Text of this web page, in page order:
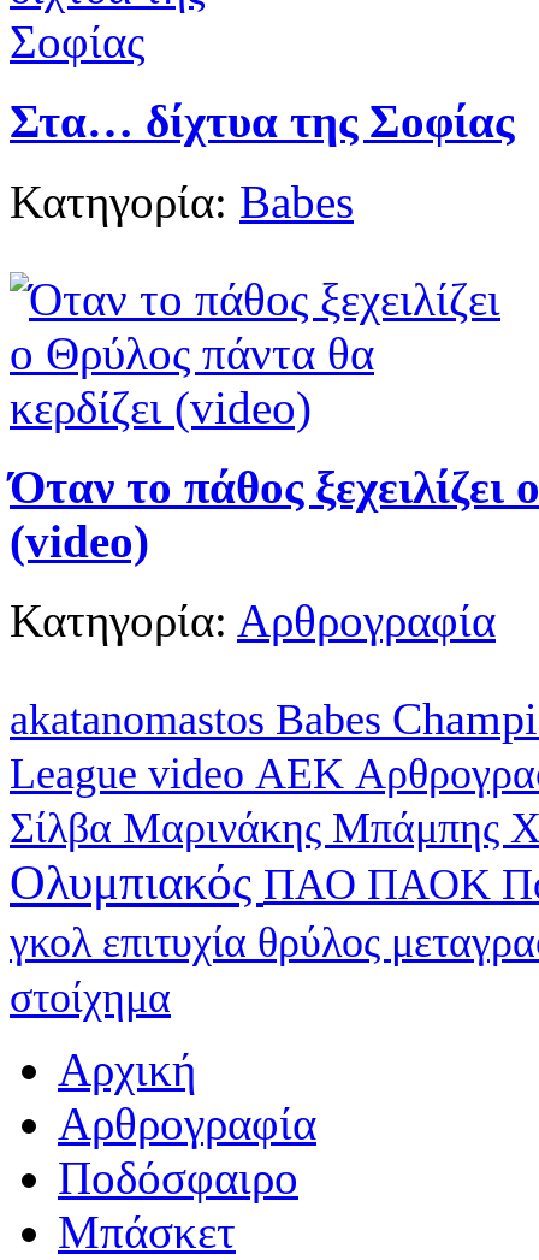
Στα… δίχτυα της Σοφίας
Κατηγορία: Babes
Όταν το πάθος
(video)
Κατηγορία: Αρθρογραφία
akatanomastos Babes
League video ΑΕΚ
Σίλβα Μαρινάκης Μπάμπης
Ολυμπιακός ΠΑΟ ΠΑΟΚ
γκολ επιτυχία θρύλος
στοίχημα
Αρχική
Αρθρογραφία
Ποδόσφαιρο
Μπάσκετ